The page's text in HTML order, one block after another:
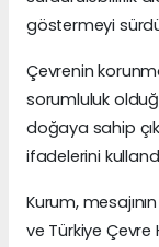
göstermeyi
Çevrenin
sorumluluk
doğaya sahip
ifadelerini
Kurum,
ve Türkiye Çevre